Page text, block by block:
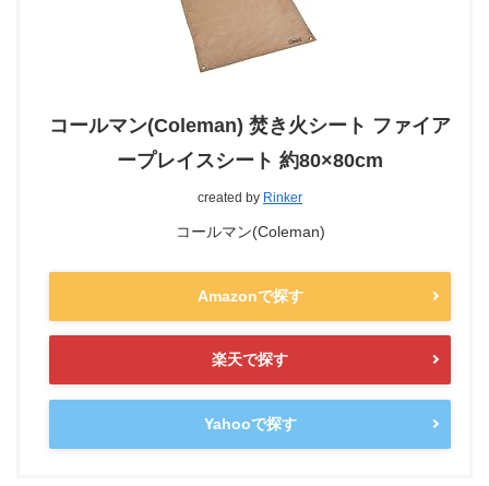
コールマン(Coleman) 焚き火シート ファイア
ープレイスシート 約80×80cm
created by Rinker
コールマン(Coleman)
Amazonで探す
楽天で探す
Yahooで探す